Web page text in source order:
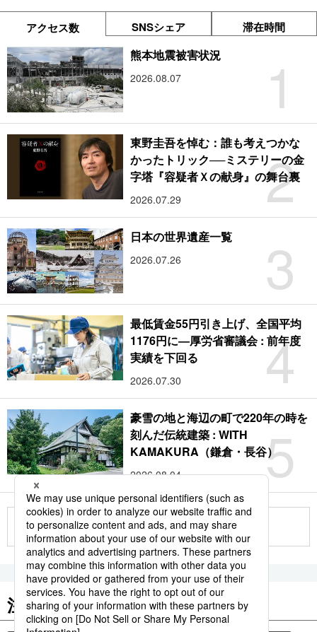
アクセス数 SNSシェア 滞在時間
1
熊本地震被害状況
2026.08.07
2
東野圭吾を悼む：誰も考えつかな
かったトリック──ミステリーの金
字塔『容疑者Ｘの献身』の舞台裏
2026.07.29
3
日本の世界遺産一覧
2026.07.26
4
最低賃金55円引き上げ、全国平均
1176円に―厚労省審議会 : 前年度
実績を下回る
2026.07.30
5
豪雪の地と海辺の町で220年の時を
刻んだ伝統建築 : WITH
KAMAKURA（鎌倉・長谷）
2026.08.04
もっと見る
注目のキーワード